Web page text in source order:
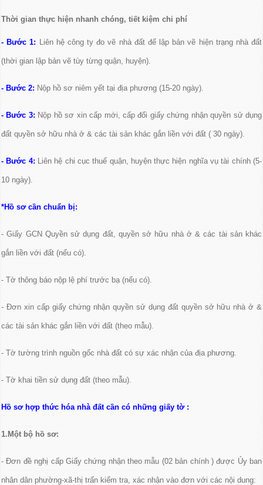
Thời gian thực hiện nhanh chóng, tiết kiệm chi phí
- Bước 1: Liên hệ công ty đo vẽ nhà đất để lập bản vẽ hiện trạng nhà đất
(thời gian lập bản vẽ tùy từng quận, huyện).
- Bước 2: Nộp hồ sơ niêm yết tại địa phương (15-20 ngày).
- Bước 3:Nộp hồ sơ xin cấp mới, cấp đổi giấy chứng nhận quyền sử dụng
đất quyền sở hữu nhà ở & các tài sản khác gắn liền với đất ( 30 ngày).
- Bước 4:Liên hệ chi cục thuế quận, huyện thực hiện nghĩa vụ tài chính (5-
10 ngày).
*Hồ sơ cần chuẩn bị:
- Giấy GCN Quyền sử dụng đất, quyền sở hữu nhà ở & các tài sản khác
gắn liền với đất (nếu có).
- Tờ thông báo nộp lệ phí trước bạ (nếu có).
- Đơn xin cấp giấy chứng nhận quyền sử dụng đất quyền sở hữu nhà ở &
các tài sản khác gắn liền với đất (theo mẫu).
- Tờ tường trình nguồn gốc nhà đất có sự xác nhận của địa phương.
- Tờ khai tiền sử dụng đất (theo mẫu).
Hồ sơ hợp thức hóa nhà đất cần có những giấy tờ :
1.Một bộ hồ sơ:
- Đơn đề nghị cấp Giấy chứng nhận theo mẫu (02 bản chính ) được Ủy ban
nhân dân phường-xã-thị trấn kiểm tra, xác nhận vào đơn với các nội dung: